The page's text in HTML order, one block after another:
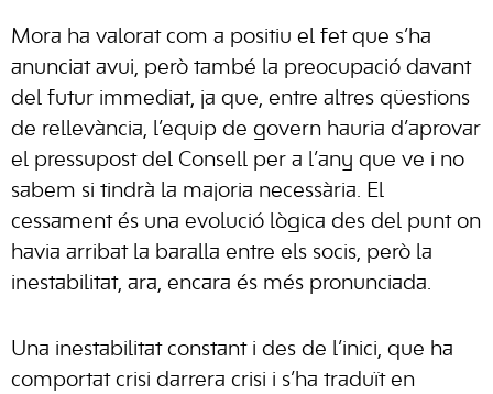
Mora ha valorat com a positiu el fet que s’ha
anunciat avui, però també la preocupació davant
del futur immediat, ja que, entre altres qüestions
de rellevància, l’equip de govern hauria d’aprovar
el pressupost del Consell per a l’any que ve i no
sabem si tindrà la majoria necessària. El
cessament és una evolució lògica des del punt on
havia arribat la baralla entre els socis, però la
inestabilitat, ara, encara és més pronunciada.
Una inestabilitat constant i des de l’inici, que ha
comportat crisi darrera crisi i s’ha traduït en